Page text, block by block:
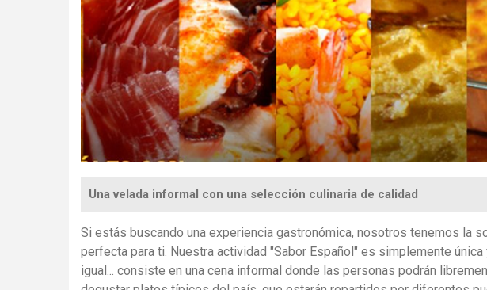
Una velada informal con una selección culinaria de calidad
Si estás buscando una experiencia gastronómica, nosotros tenemos la
perfecta para ti. Nuestra actividad "Sabor Español" es simplemente única
igual... consiste en una cena informal donde las personas podrán